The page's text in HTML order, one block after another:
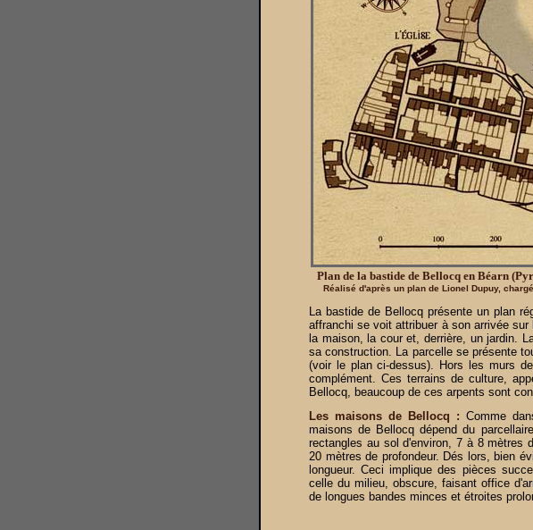
Plan de la bastide de Bellocq en Béarn
Réalisé d'après un plan de Lionel Dupuy,
La bastide de Bellocq présente un plan
affranchi se voit attribuer à son arrivée
la maison, la cour et, derrière, un jardin.
sa construction. La parcelle se présente
(voir le plan ci-dessus). Hors les murs
complément. Ces terrains de culture,
Bellocq, beaucoup de ces arpents sont
Les maisons de Bellocq : Comme
maisons de Bellocq dépend du
rectangles au sol d'environ, 7 à 8 mètres
20 mètres de profondeur. Dés lors, bien
longueur. Ceci implique des pièces
celle du milieu, obscure, faisant office
de longues bandes minces et étroites